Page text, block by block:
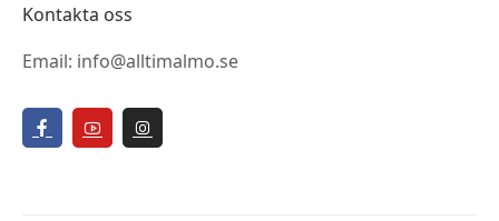
Kontakta oss
Email: info@alltimalmo.se